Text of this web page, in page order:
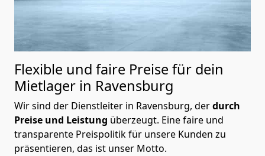
Flexible und faire Preise für dein
Mietlager in Ravensburg
Wir sind der Dienstleiter in Ravensburg, derdurch
Preise und Leistung überzeugt. Eine faire und
transparente Preispolitik für unsere Kunden zu
präsentieren, das ist unser Motto.